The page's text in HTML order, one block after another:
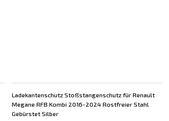
Ladekantenschutz Stoßstangenschutz für Renault
Megane RFB Kombi 2016-2024 Rostfreier Stahl
Gebürstet Silber